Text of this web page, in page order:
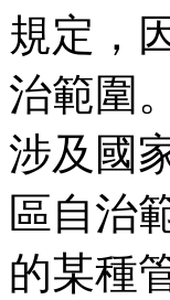
規定，
治範圍
涉及國
區自治
的某種